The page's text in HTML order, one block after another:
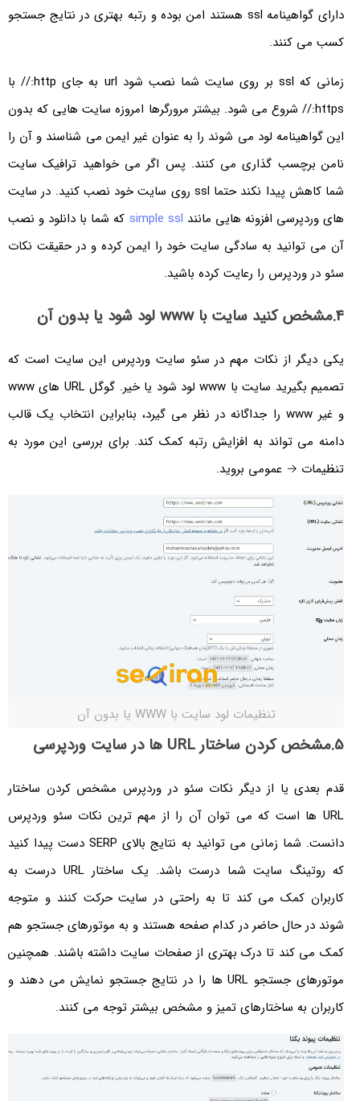
دارای گواهینامه ssl هستند امن بوده و رتبه بهتری در نتایج جستجو
کسب می کنند.
زمانی که ssl بر روی سایت شما نصب شود url به جای http:// با
https:// شروع می شود. بیشتر مرورگرها امروزه سایت هایی که بدون
این گواهینامه لود می شوند را به عنوان غیر ایمن می شناسند و آن را
نامن برچسب گذاری می کنند. پس اگر می خواهید ترافیک سایت
شما کاهش پیدا نکند حتما ssl روی سایت خود نصب کنید. در سایت
های وردپرسی افزونه هایی مانند simple sslکه شما با دانلود و نصب
آن می توانید به سادگی سایت خود را ایمن کرده و در حقیقت نکات
سئو در وردپرس را رعایت کرده باشید.
4.مشخص کنید سایت با www لود شود یا بدون آن
یکی دیگر از نکات مهم در سئو سایت وردپرس این سایت است که
تصمیم بگیرید سایت با www لود شود یا خیر. گوگل URL های www
و غیر www را جداگانه در نظر می گیرد، بنابراین انتخاب یک قالب
دامنه می تواند به افزایش رتبه کمک کند. برای بررسی این مورد به
تنظیمات → عمومی بروید.
تنظیمات لود سایت با WWW یا بدون آن
5.مشخص کردن ساختار URL ها در سایت وردپرسی
قدم بعدی یا از دیگر نکات سئو در وردپرس مشخص کردن ساختار
URL ها است که می توان آن را از مهم ترین نکات سئو وردپرس
دانست. شما زمانی می توانید به نتایج بالای SERP دست پیدا کنید
که روتینگ سایت شما درست باشد. یک ساختار URL درست به
کاربران کمک می کند تا به راحتی در سایت حرکت کنند و متوجه
شوند در حال حاضر در کدام صفحه هستند و به موتورهای جستجو هم
کمک می کند تا درک بهتری از صفحات سایت داشته باشند. همچنین
موتورهای جستجو URL ها را در نتایج جستجو نمایش می دهند و
کاربران به ساختارهای تمیز و مشخص بیشتر توجه می کنند.